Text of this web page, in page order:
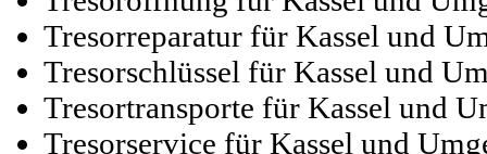
Tresorreparatur für Kassel und
Tresorschlüssel für Kassel und
Tresortransporte für Kassel und
Tresorservice für Kassel und